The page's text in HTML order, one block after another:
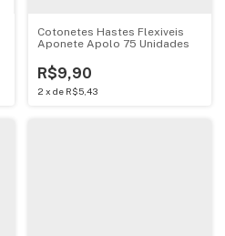
Cotonetes Hastes Flexiveis
Aponete Apolo 75 Unidades
R$9,90
2 x de R$5,43